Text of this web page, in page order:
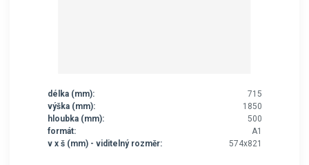
délka (mm):
715
výška (mm):
1850
hloubka (mm):
500
formát:
A1
v x š (mm) - viditelný rozměr:
574x821